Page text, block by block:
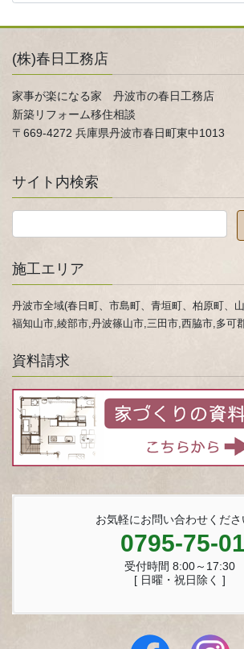
(株)春日工務店
家事が楽になる家 丹波市の春日工務店
新築リフォーム移住相談
〒669-4272 兵庫県丹波市春日町東中1013
サイト内検索
施工エリア
丹波市全域(春日町、市島町、青垣町、柏原町、
福知山市,綾部市,丹波篠山市,三田市,西脇市,多可
資料請求
お気軽にお問い合わせくださ
0795-75-
受付時間 8:00～17:30
[ 日曜・祝日除く ]